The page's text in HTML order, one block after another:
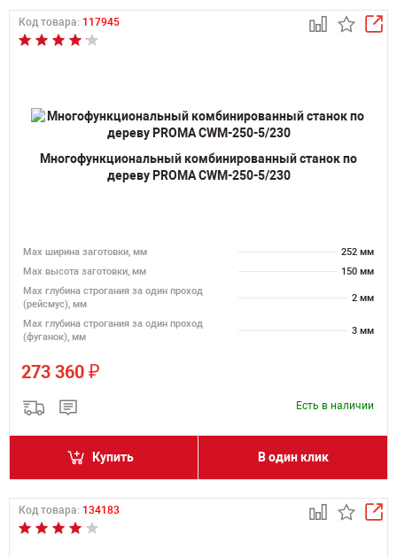
Код товара: 117945
Многофункциональный комбинированный станок по
дереву PROMA CWM-250-5/230
Мах ширина заготовки, мм
252 мм
Мах высота заготовки, мм
150 мм
Мах глубина строгания за один проход
(рейсмус), мм
2 мм
Мах глубина строгания за один проход
(фуганок), мм
3 мм
273 360 ₽
Есть в наличии
Купить В один клик
Код товара: 134183